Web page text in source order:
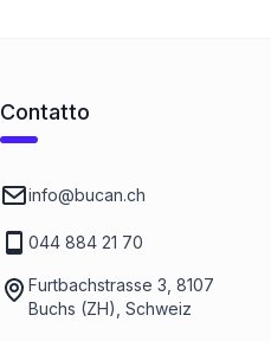
Contatto
info@bucan.ch
044 884 21 70
Furtbachstrasse 3, 8107
Buchs (ZH), Schweiz